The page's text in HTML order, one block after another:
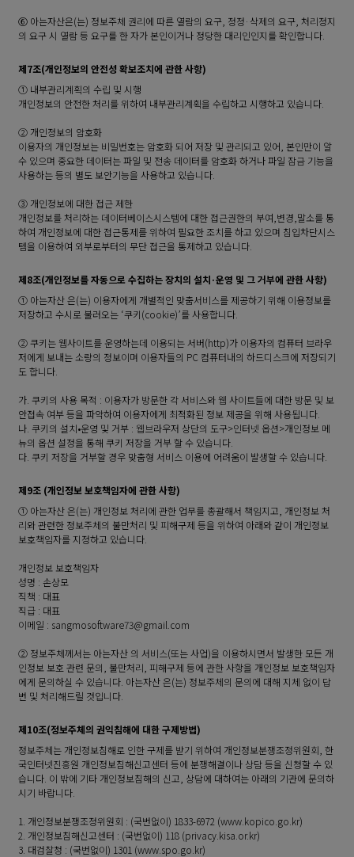
⑥ 아는자산은(는) 정보주체 권리에 따른 열람의 요구, 정정·삭제의 요구, 처리정지
의 요구 시 열람 등 요구를 한 자가 본인이거나 정당한 대리인인지를 확인합니다.
제7조(개인정보의 안전성 확보조치에 관한 사항)
① 내부관리계획의 수립 및 시행
개인정보의 안전한 처리를 위하여 내부관리계획을 수립하고 시행하고 있습니다.
② 개인정보의 암호화
이용자의 개인정보는 비밀번호는 암호화 되어 저장 및 관리되고 있어, 본인만이 알
수 있으며 중요한 데이터는 파일 및 전송 데이터를 암호화 하거나 파일 잠금 기능을
사용하는 등의 별도 보안기능을 사용하고 있습니다.
③ 개인정보에 대한 접근 제한
개인정보를 처리하는 데이터베이스시스템에 대한 접근권한의 부여,변경,말소를 통
하여 개인정보에 대한 접근통제를 위하여 필요한 조치를 하고 있으며 침입차단시스
템을 이용하여 외부로부터의 무단 접근을 통제하고 있습니다.
제8조(개인정보를 자동으로 수집하는 장치의 설치·운영 및 그 거부에 관한 사항)
① 아는자산 은(는) 이용자에게 개별적인 맞춤서비스를 제공하기 위해 이용정보를
저장하고 수시로 불러오는 ‘쿠키(cookie)’를 사용합니다.
② 쿠키는 웹사이트를 운영하는데 이용되는 서버(http)가 이용자의 컴퓨터 브라우
저에게 보내는 소량의 정보이며 이용자들의 PC 컴퓨터내의 하드디스크에 저장되기
도 합니다.
가. 쿠키의 사용 목적 : 이용자가 방문한 각 서비스와 웹 사이트들에 대한 방문 및 보
안접속 여부 등을 파악하여 이용자에게 최적화된 정보 제공을 위해 사용됩니다.
나. 쿠키의 설치•운영 및 거부 : 웹브라우저 상단의 도구>인터넷 옵션>개인정보 메
뉴의 옵션 설정을 통해 쿠키 저장을 거부 할 수 있습니다.
다. 쿠키 저장을 거부할 경우 맞춤형 서비스 이용에 어려움이 발생할 수 있습니다.
제9조 (개인정보 보호책임자에 관한 사항)
① 아는자산 은(는) 개인정보 처리에 관한 업무를 총괄해서 책임지고, 개인정보 처
리와 관련한 정보주체의 불만처리 및 피해구제 등을 위하여 아래와 같이 개인정보
보호책임자를 지정하고 있습니다.
개인정보 보호책임자
성명 : 손상모
직책 : 대표
직급 : 대표
이메일 : sangmosoftware73@gmail.com
② 정보주체께서는 아는자산 의 서비스(또는 사업)을 이용하시면서 발생한 모든 개
인정보 보호 관련 문의, 불만처리, 피해구제 등에 관한 사항을 개인정보 보호책임자
에게 문의하실 수 있습니다. 아는자산 은(는) 정보주체의 문의에 대해 지체 없이 답
변 및 처리해드릴 것입니다.
제10조(정보주체의 권익침해에 대한 구제방법)
정보주체는 개인정보침해로 인한 구제를 받기 위하여 개인정보분쟁조정위원회, 한
국인터넷진흥원 개인정보침해신고센터 등에 분쟁해결이나 상담 등을 신청할 수 있
습니다. 이 밖에 기타 개인정보침해의 신고, 상담에 대하여는 아래의 기관에 문의하
시기 바랍니다.
1. 개인정보분쟁조정위원회 : (국번없이) 1833-6972 (www.kopico.go.kr)
2. 개인정보침해신고센터 : (국번없이) 118 (privacy.kisa.or.kr)
3. 대검찰청 : (국번없이) 1301 (www.spo.go.kr)